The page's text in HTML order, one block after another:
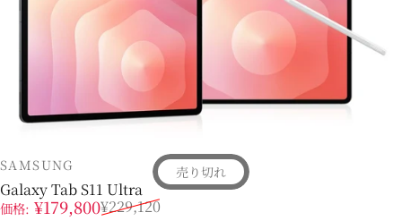
売り切れ
販売業者
SAMSUNG
Galaxy Tab S11 Ultra
販売価格
価格: ¥179,800
通常価格 ¥229,120